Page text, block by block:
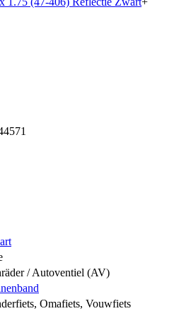
/ Autoventiel (AV)
, Omafiets, Vouwfiets